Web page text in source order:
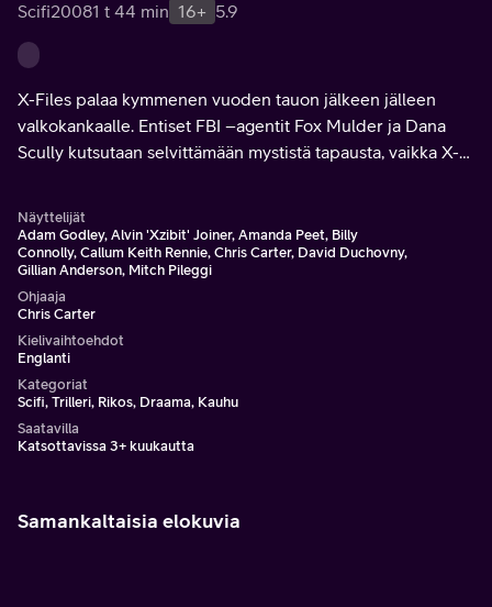
Scifi20081 t 44 min 16+ 5.9
X-Files palaa kymmenen vuoden tauon jälkeen jälleen
valkokankaalle. Entiset FBI –agentit Fox Mulder ja Dana
Scully kutsutaan selvittämään mystistä tapausta, vaikka X-
Näyttelijät
Adam Godley, Alvin 'Xzibit' Joiner, Amanda Peet, Billy
Connolly, Callum Keith Rennie, Chris Carter, David Duchovny,
Gillian Anderson, Mitch Pileggi
Ohjaaja
Chris Carter
Kielivaihtoehdot
Englanti
Kategoriat
Scifi, Trilleri, Rikos, Draama, Kauhu
Saatavilla
Katsottavissa 3+ kuukautta
Samankaltaisia elokuvia